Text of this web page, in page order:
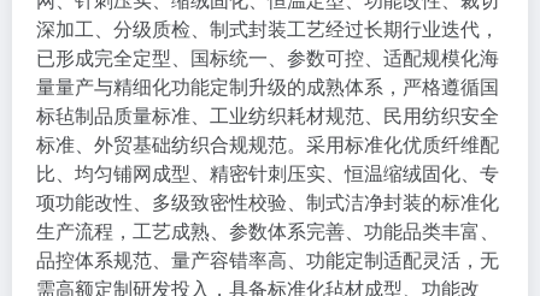
深加工、分级质检、制式封装工艺经过长期行业迭代，
已形成完全定型、国标统一、参数可控、适配规模化海
量量产与精细化功能定制升级的成熟体系，严格遵循国
标毡制品质量标准、工业纺织耗材规范、民用纺织安全
标准、外贸基础纺织合规规范。采用标准化优质纤维配
比、均匀铺网成型、精密针刺压实、恒温缩绒固化、专
项功能改性、多级致密性校验、制式洁净封装的标准化
生产流程，工艺成熟、参数体系完善、功能品类丰富、
品控体系规范、量产容错率高、功能定制适配灵活，无
需高额定制研发投入，具备标准化毡材成型、功能改